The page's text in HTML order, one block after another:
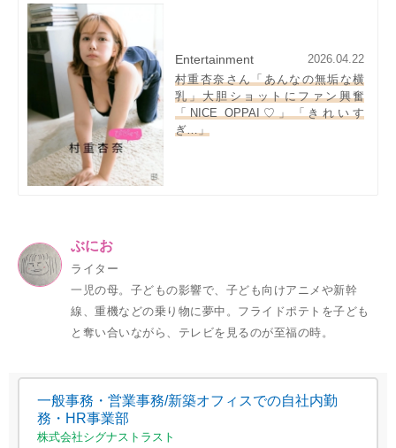
Entertainment
2026.04.22
村重杏奈さん「あんなの無垢な横
乳」大胆ショットにファン興奮
「NICE OPPAI♡」「きれいす
ぎ…」
ぶにお
ライター
一児の母。子どもの影響で、子ども向けアニメや新幹
線、重機などの乗り物に夢中。フライドポテトを子ども
と奪い合いながら、テレビを見るのが至福の時。
一般事務・営業事務/新築オフィスでの自社内勤
務・HR事業部
株式会社シグナストラスト